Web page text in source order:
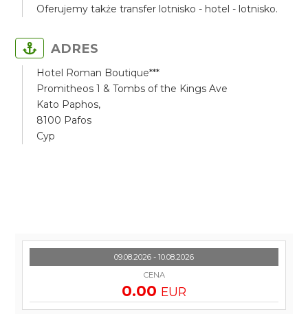
Oferujemy także transfer lotnisko - hotel - lotnisko.
ADRES
Hotel Roman Boutique***
Promitheos 1 & Tombs of the Kings Ave
Kato Paphos,
8100 Pafos
Cyp
09.08.2026 - 10.08.2026
CENA
0.00 EUR